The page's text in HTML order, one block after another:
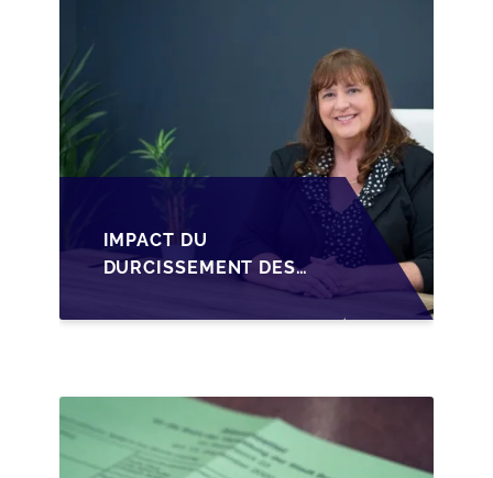
IMPACT DU
DURCISSEMENT DES
CRÉDIT SUR LA